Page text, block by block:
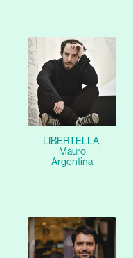
LIBERTELLA,
Mauro
Argentina